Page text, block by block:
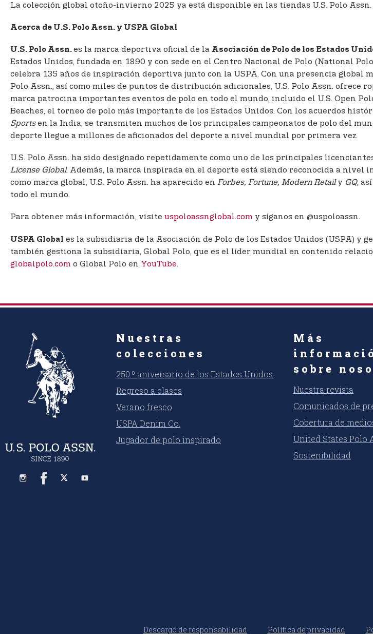
La colección global otoño-invierno 2025 ya está disponible en las tiendas U.S. Polo
Acerca de U.S. Polo Assn. y USPA Global
U.S. Polo Assn.es la marca deportiva oficial de la Asociación de Polo de los Estados
Estados Unidos, fundada en 1890 y con sede en el Centro Nacional de Polo (National
celebra 135 años de inspiración deportiva junto con la USPA. Con una presencia
Polo Assn., así como miles de puntos de distribución adicionales, U.S. Polo Assn. ofrece
marca patrocina importantes eventos de polo en todo el mundo, incluido el U.S. Open
Beaches, el torneo de polo más importante de los Estados Unidos. Con los acuerdos
Sportsen la India, se transmiten muchos de los principales campeonatos de polo del
deporte llegue a millones de aficionados del deporte a nivel mundial por primera vez.
U.S. Polo Assn. ha sido designado repetidamente como uno de los principales
License Global. Además, la marca inspirada en el deporte está siendo reconocida a
como marca global, U.S. Polo Assn. ha aparecido en Forbes, Fortune, Modern Retaily GQ,
todo el mundo.
Para obtener más información, visite uspoloassnglobal.com y síganos en @uspoloassn.
USPA Global es la subsidiaria de la Asociación de Polo de los Estados Unidos (USPA) y
también gestiona la subsidiaria, Global Polo, que es el líder mundial en contenido
globalpolo.com o Global Polo en YouTube.
Nuestras
colecciones
250.º aniversario de los Estados Unidos
Regreso a clases
Verano fresco
USPA Denim Co.
Jugador de polo inspirado
Más
sobre
Nuestra revista
Comunicados de
Cobertura de
United States Polo
Sostenibilidad
Descargo de responsabilidad Política de privacidad